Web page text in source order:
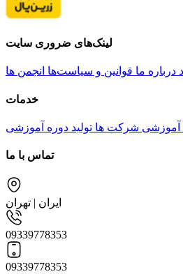
لینک‌های ضروری سایت
درباره ما قوانین و سیاست‌ها انجمن ها
خدمات
آموزشی شرکت ها تولید دوره آموزشی
تماس با ما
ایران | تهران
09339778353
09339778353